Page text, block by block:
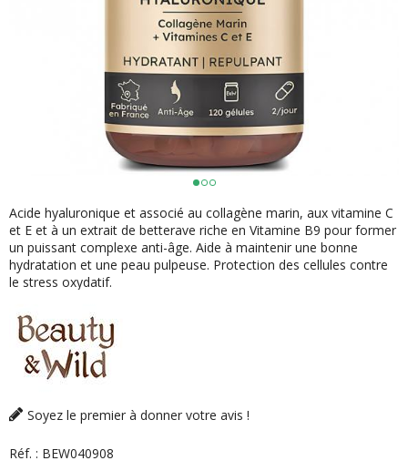
Acide hyaluronique et associé au collagène marin, aux vitamine C
et E et à un extrait de betterave riche en Vitamine B9 pour former
un puissant complexe anti-âge. Aide à maintenir une bonne
hydratation et une peau pulpeuse. Protection des cellules contre
le stress oxydatif.
Soyez le premier à donner votre avis !
Réf. : BEW040908